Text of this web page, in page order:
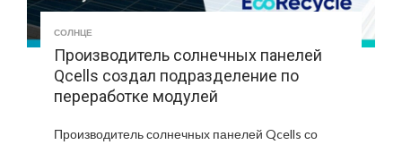
СОЛНЦЕ
Производитель солнечных панелей
Qcells создал подразделение по
переработке модулей
Производитель солнечных панелей Qcells со